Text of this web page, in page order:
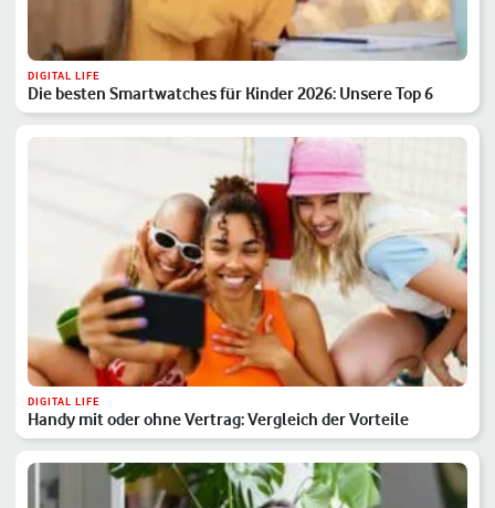
DIGITAL LIFE
Die besten Smartwatches für Kinder 2026: Unsere Top 6
DIGITAL LIFE
Handy mit oder ohne Vertrag: Vergleich der Vorteile